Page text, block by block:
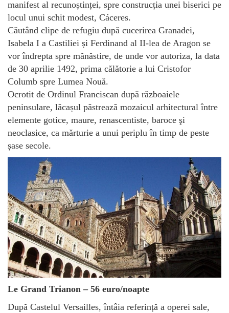
manifest al recunoștinței, spre construcția unei biserici pe
locul unui schit modest, Cáceres.
Căutând clipe de refugiu după cucerirea Granadei,
Isabela I a Castiliei și Ferdinand al II-lea de Aragon se
vor îndrepta spre mănăstire, de unde vor autoriza, la data
de 30 aprilie 1492, prima călătorie a lui Cristofor
Columb spre Lumea Nouă.
Ocrotit de Ordinul Franciscan după războaiele
peninsulare, lăcașul păstrează mozaicul arhitectural între
elemente gotice, maure, renascentiste, baroce şi
neoclasice, ca mărturie a unui periplu în timp de peste
șase secole.
Le Grand Trianon – 56 euro/noapte
După Castelul Versailles, întâia referință a operei sale,